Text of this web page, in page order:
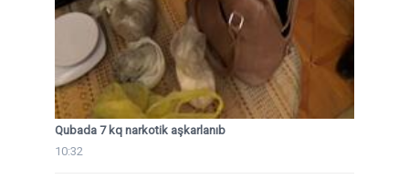
Qubada 7 kq narkotik aşkarlanıb
10:32